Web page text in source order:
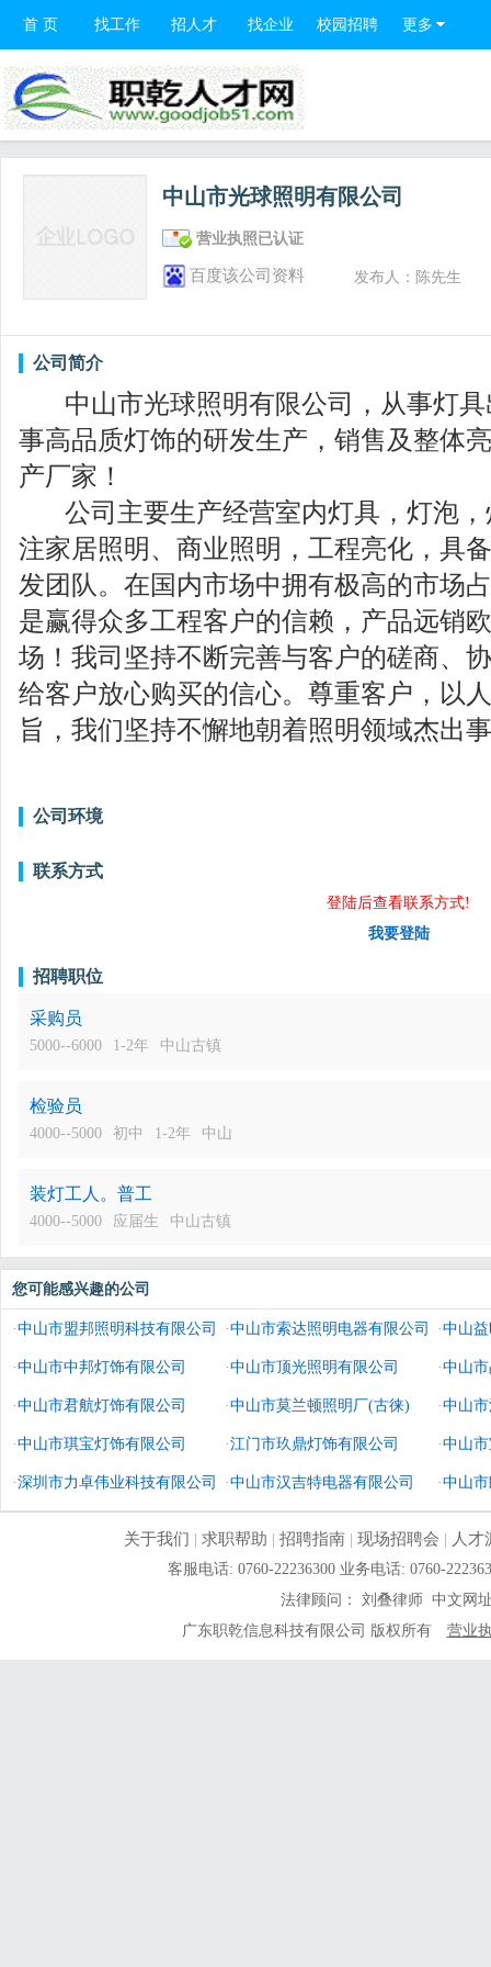
首 页 找工作 招人才 找企业 校园招聘 更多
中山市光球照明有限公司
营业执照已认证
百度该公司资料 发布人：陈先生
公司简介
中山市光球照明有限公司，从事灯具
事高品质灯饰的研发生产，销售及整体
产厂家！
公司主要生产经营室内灯具，灯泡，
注家居照明、商业照明，工程亮化，具
发团队。在国内市场中拥有极高的市场
是赢得众多工程客户的信赖，产品远销
场！我司坚持不断完善与客户的磋商、
给客户放心购买的信心。尊重客户，以
旨，我们坚持不懈地朝着照明领域杰出
公司环境
联系方式
登陆后查看联系方式!
我要登陆
招聘职位
采购员
5000--6000 1-2年 中山古镇
检验员
4000--5000 初中 1-2年 中山
装灯工人。普工
4000--5000 应届生 中山古镇
您可能感兴趣的公司
·中山市盟邦照明科技有限公司 ·中山市索达照明电器有限公司 ·中山
·中山市中邦灯饰有限公司 ·中山市顶光照明有限公司 ·中山
·中山市君航灯饰有限公司 ·中山市莫兰顿照明厂(古徕) ·中山
·中山市琪宝灯饰有限公司 ·江门市玖鼎灯饰有限公司 ·中山
司
·深圳市力卓伟业科技有限公司 ·中山市汉吉特电器有限公司 ·中山
关于我们 | 求职帮助 | 招聘指南| 现场招聘会 | 人才
客服电话: 0760-22236300 业务电话: 0760-
法律顾问： 刘叠律师 中文网
广东职乾信息科技有限公司 版权所有
营业